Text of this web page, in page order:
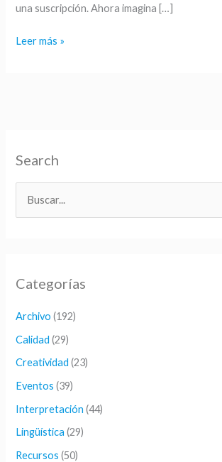
una suscripción. Ahora imagina […]
de
de
Leer más »
Search
a
o
r
:
Categorías
Archivo (192)
Calidad (29)
Creatividad (23)
Eventos (39)
Interpretación (44)
Lingüística (29)
Recursos (50)